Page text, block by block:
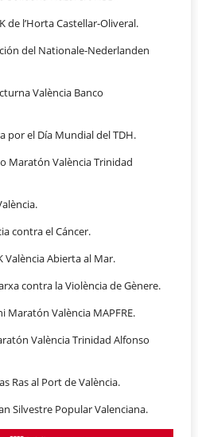
de l’Horta Castellar-Oliveral.
del Nationale-Nederlanden
València Banco
por el Día Mundial del TDH.
Maratón València Trinidad
contra el Cáncer.
València Abierta al Mar.
contra la Violència de Gènere.
Maratón València MAPFRE.
València Trinidad Alfonso
Ras al Port de València.
Silvestre Popular Valenciana.